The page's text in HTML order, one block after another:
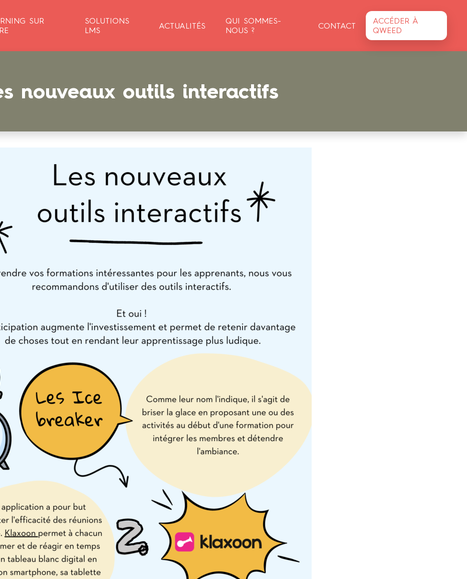
SUR
SOLUTIONS
LMS
ACTUALITÉS
QUI SOMMES-
NOUS ?
CONTACT
ACCÉDER À
QWEED
nouveaux outils interactifs